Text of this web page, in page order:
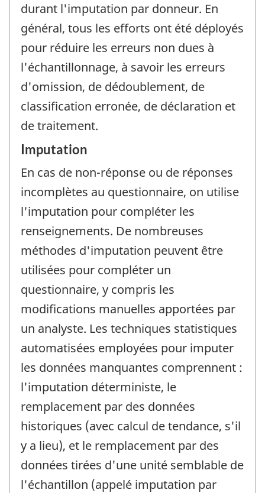
durant l'imputation par donneur. En
général, tous les efforts ont été déployés
pour réduire les erreurs non dues à
l'échantillonnage, à savoir les erreurs
d'omission, de dédoublement, de
classification erronée, de déclaration et
de traitement.
Imputation
En cas de non-réponse ou de réponses
incomplètes au questionnaire, on utilise
l'imputation pour compléter les
renseignements. De nombreuses
méthodes d'imputation peuvent être
utilisées pour compléter un
questionnaire, y compris les
modifications manuelles apportées par
un analyste. Les techniques statistiques
automatisées employées pour imputer
les données manquantes comprennent :
l'imputation déterministe, le
remplacement par des données
historiques (avec calcul de tendance, s'il
y a lieu), et le remplacement par des
données tirées d'une unité semblable de
l'échantillon (appelé imputation par